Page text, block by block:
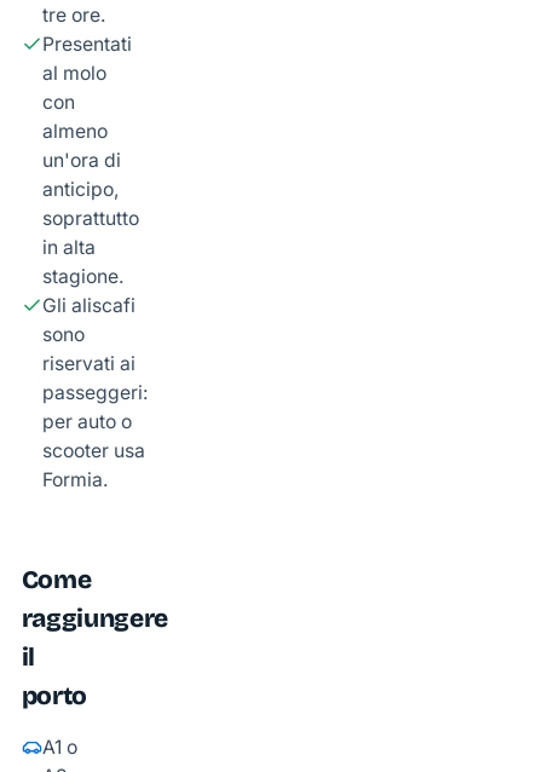
tre ore.
Presentati
al molo
con
almeno
un'ora di
anticipo,
soprattutto
in alta
stagione.
Gli aliscafi
sono
riservati ai
passeggeri:
per auto o
scooter usa
Formia.
Come
raggiungere
il
porto
A1 o